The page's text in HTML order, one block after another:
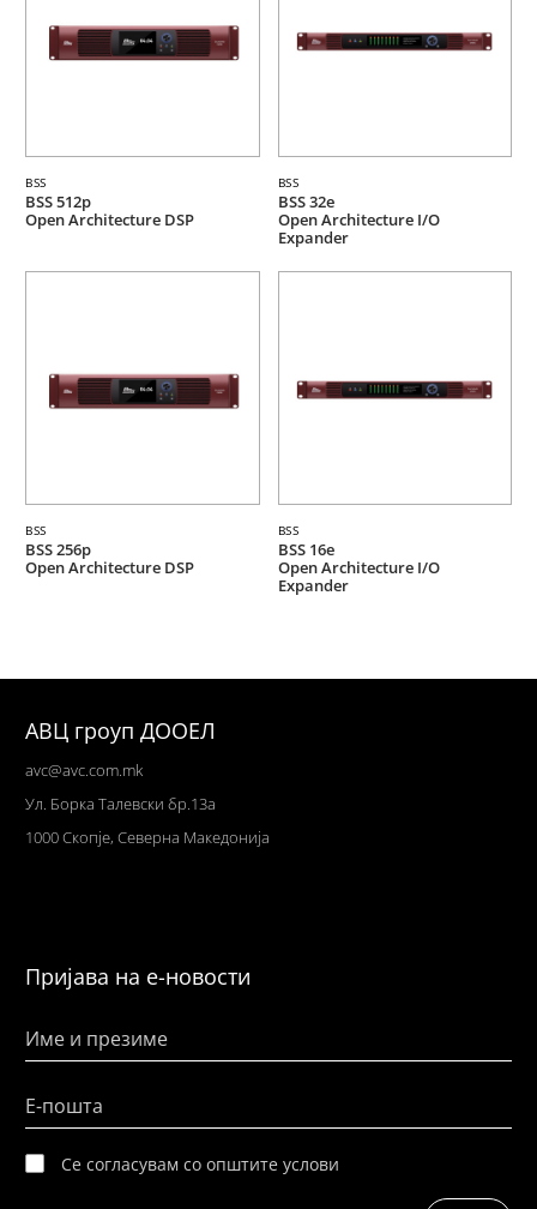
BSS
BSS 512p
Open Architecture DSP
BSS
BSS 32e
Open Architecture I/O
Expander
BSS
BSS 256p
Open Architecture DSP
BSS
BSS 16e
Open Architecture I/O
Expander
АВЦ гроуп ДООЕЛ
avc@avc.com.mk
Ул. Борка Талевски бр.13а
1000 Скопје, Северна Македонија
Пријава на е-новости
Име и презиме
Е-пошта
Се согласувам со општите услови